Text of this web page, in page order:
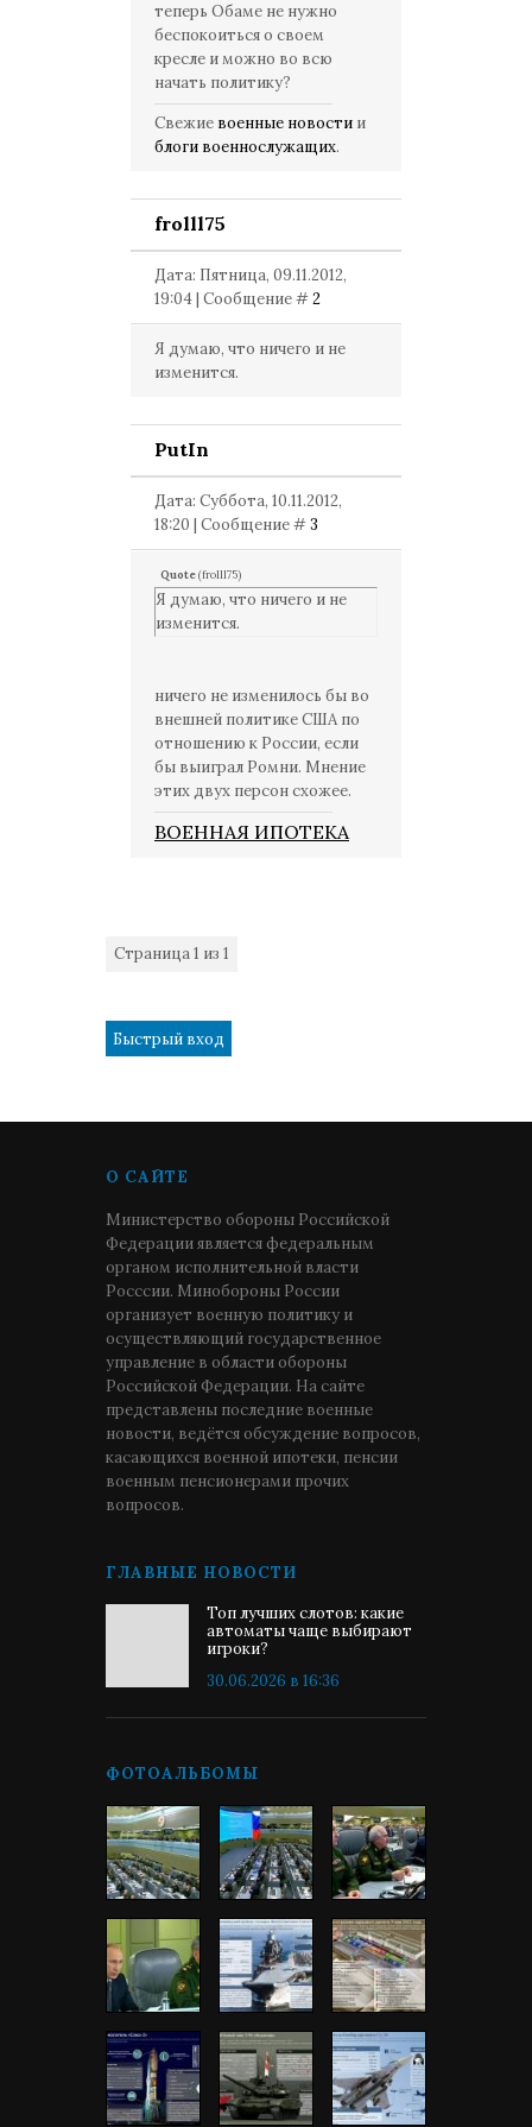
теперь Обаме не нужно
беспокоиться о своем
кресле и можно во всю
начать политику?
Свежие военные новости и
блоги военнослужащих.
frolll75
Дата: Пятница, 09.11.2012,
19:04 | Сообщение #2
Я думаю, что ничего и не
изменится.
PutIn
Дата: Суббота, 10.11.2012,
18:20 | Сообщение #3
Quote(frolll75)
Я думаю, что ничего и не
изменится.
ничего не изменилось бы во
внешней политике США по
отношению к России, если
бы выиграл Ромни. Мнение
этих двух персон схожее.
ВОЕННАЯ ИПОТЕКА
Страница1 из 1
О САЙТЕ
Министерство обороны Российской
Федерации является федеральным
органом исполнительной власти
Росссии. Минобороны России
организует военную политику и
осуществляющий государственное
управление в области обороны
Российской Федерации. На сайте
представлены последние военные
новости, ведётся обсуждение вопросов,
касающихся военной ипотеки, пенсии
военным пенсионерами прочих
вопросов.
ГЛАВНЫЕ НОВОСТИ
Топ лучших слотов: какие
автоматы чаще выбирают
игроки?
30.06.2026 в 16:36
ФОТОАЛЬБОМЫ